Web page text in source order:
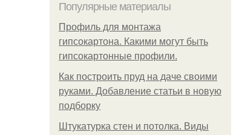
Популярные материалы
Профиль для монтажа
гипсокартона. Какими могут быть
гипсокартонные профили.
Как построить пруд на даче своими
руками. Добавление статьи в новую
подборку
Штукатурка стен и потолка. Виды